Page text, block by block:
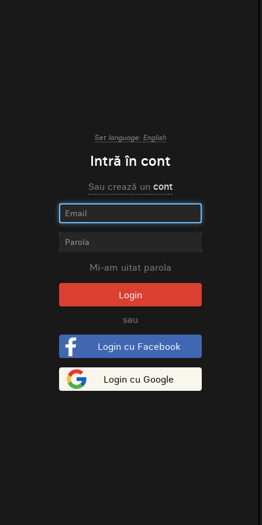
Set language: English
Intră în cont
Sau crează un cont
Mi-am uitat parola
Login
sau
Login cu Facebook
Login cu Google